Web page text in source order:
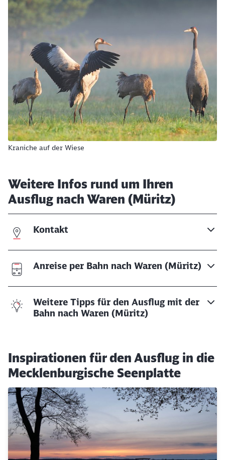
Kraniche auf der Wiese
Weitere Infos rund um Ihren
Ausflug nach Waren (Müritz)
Kontakt
Anreise per Bahn nach Waren (Müritz)
Weitere Tipps für den Ausflug mit der
Bahn nach Waren (Müritz)
Inspirationen für den Ausflug in die
Mecklenburgische Seenplatte